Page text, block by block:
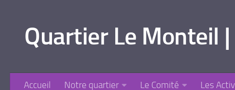
Quartier Le Monteil |
Accueil Notre quartier Le Comité Les